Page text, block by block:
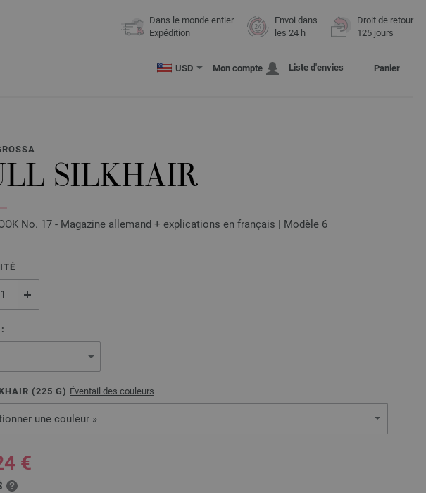
Dans le monde entier
Expédition
Envoi dans
les 24 h
Droit de retour
125 jours
USD Mon compte Liste d'envies Panier
SILKHAIR
No. 17 - Magazine allemand + explications en français | Modèle 6
(225 G) Éventail des couleurs
une couleur »
€